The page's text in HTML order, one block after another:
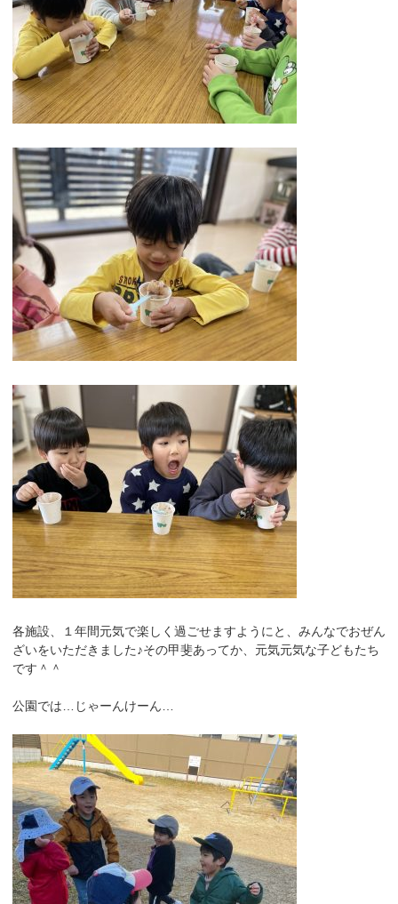
各施設、１年間元気で楽しく過ごせますようにと、みんなでおぜん
ざいをいただきました♪その甲斐あってか、元気元気な子どもたち
です＾＾
公園では…じゃーんけーん…